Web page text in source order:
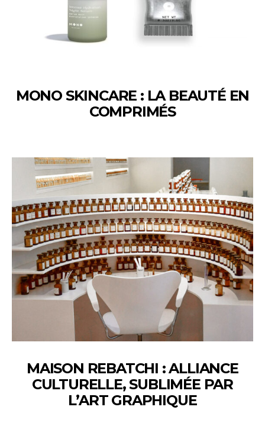
MONO SKINCARE : LA BEAUTÉ EN
COMPRIMÉS
MAISON REBATCHI : ALLIANCE
CULTURELLE, SUBLIMÉE PAR
L’ART GRAPHIQUE